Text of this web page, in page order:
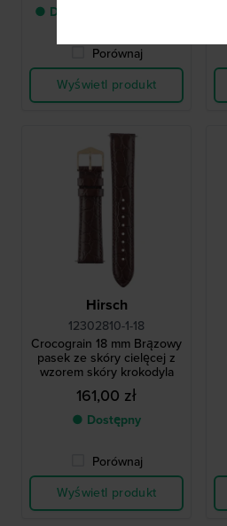
● Dostawa od 3 do 6 dni
Porównaj
Wyświetl produkt
Hirsch
12302810-1-18
Crocograin 18 mm Brązowy
pasek ze skóry cielęcej z
wzorem skóry krokodyla
161,00 zł
● Dostępny
Porównaj
Wyświetl produkt